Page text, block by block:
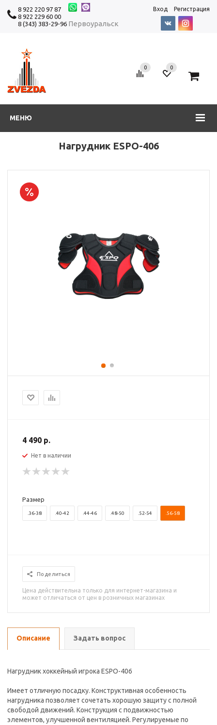
8 922 220 97 87
8 922 229 60 00
8 (343) 383-29-96 Первоуральск
Вход Регистрация
МЕНЮ
0 0
Нагрудник ESPO-406
4 490 р.
Нет в наличии
Размер
.36-38 .40-42 .44-46 .48-50 .52-54 .56-58
Поделиться
Цена действительна только для интернет-магазина и
может отличаться от цен в розничных магазинах
Описание Задать вопрос
Нагрудник хоккейный игрока ESPO-406
Имеет отличную посадку. Конструктивная особенность
нагрудника позволяет сочетать хорошую защиту с полной
свободой движений. Конструкция с подвижностью
элементов, улучшенной вентиляцией. Регулируемые по